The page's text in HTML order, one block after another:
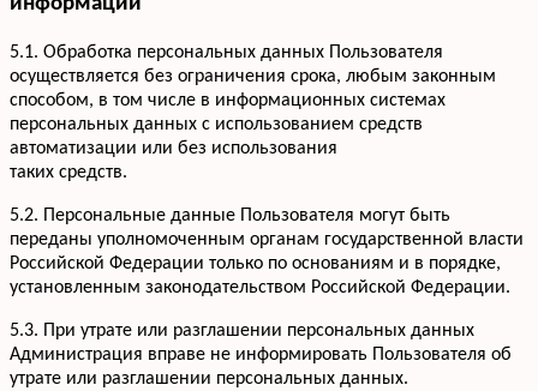
Мы онлайн, пишите
5.1. Обработка персональных данных Пользователя
осуществляется без ограничения срока, любым законным
способом, в том числе в информационных системах
персональных данных с использованием средств
автоматизации или без использования
таких средств.
5.2. Персональные данные Пользователя могут быть
переданы уполномоченным органам государственной власти
Российской Федерации только по основаниям и в порядке,
установленным законодательством Российской Федерации.
5.3. При утрате или разглашении персональных данных
Администрация вправе не информировать Пользователя об
утрате или разглашении персональных данных.